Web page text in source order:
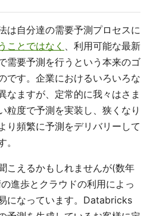
は自分達の需要予測プロセスに
ことではなく 、利用可能な最新
需要予測を行うという本来のゴ
です。企業におけるいろいろな
なますが、定常的に我々はさま
粒度で予測を実装し、狭くなり
り頻繁に予測をデリバリーして
こえるかもしれませんが(数年
進歩とクラウドの利用によっ
になっています。Databricks